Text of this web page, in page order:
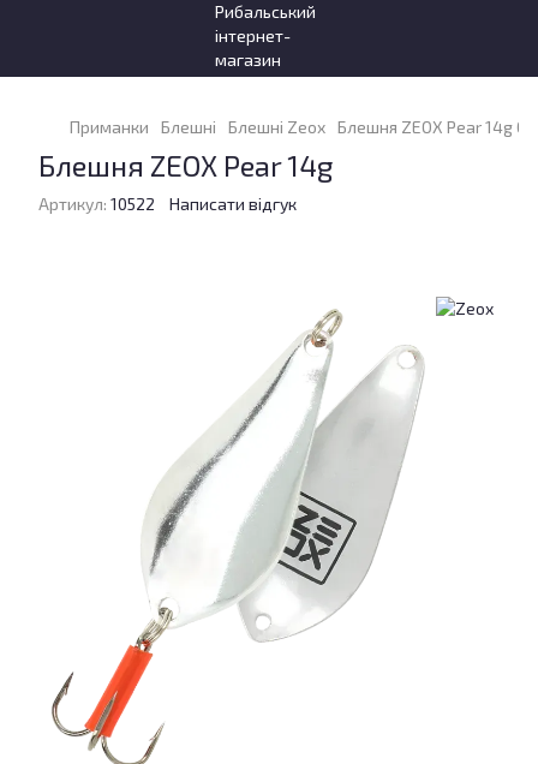
Приманки Блешні Блешні Zeox Блешня ZEOX Pear 14g
Блешня ZEOX Pear 14g
Артикул: 10522 Написати відгук